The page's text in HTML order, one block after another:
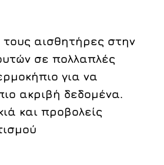
αισθητήρες στην
σε πολλαπλές
για να
ακριβή δεδομένα.
και προβολείς